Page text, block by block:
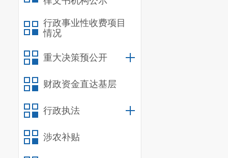
行政事业性收费项目
情况
重大决策预公开
财政资金直达基层
行政执法
涉农补贴